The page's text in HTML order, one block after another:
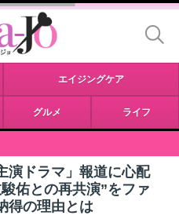
エイジングケア
グルメ ライフ
演ドラマ」報道に心配
佑との再共演”をファ
得の理由とは